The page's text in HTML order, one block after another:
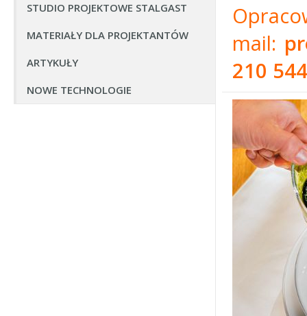
STUDIO PROJEKTOWE STALGAST
MATERIAŁY DLA PROJEKTANTÓW
ARTYKUŁY
NOWE TECHNOLOGIE
mail:
210 544